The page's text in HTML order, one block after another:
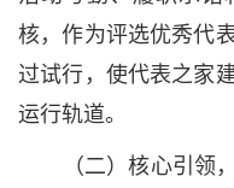
核，作为评选优秀代
过试行，使代表之家
运行轨道。
（二）核心引领